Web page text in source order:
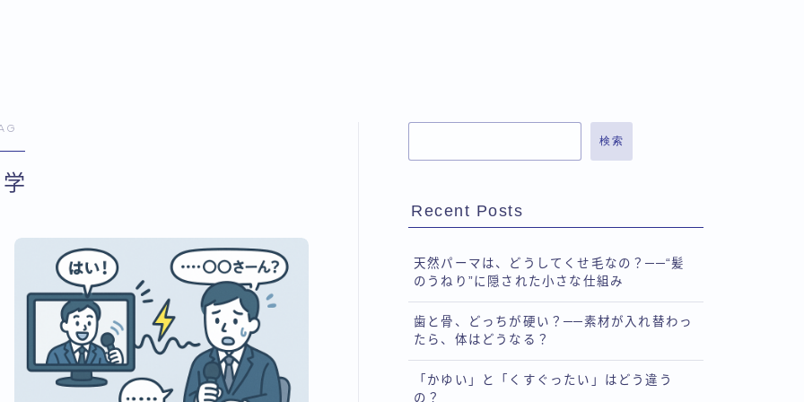
検索
Recent Posts
天然パーマは、どうしてくせ毛なの？──“髪
のうねり”に隠された小さな仕組み
歯と骨、どっちが硬い？──素材が入れ替わっ
たら、体はどうなる？
「かゆい」と「くすぐったい」はどう違う
の？